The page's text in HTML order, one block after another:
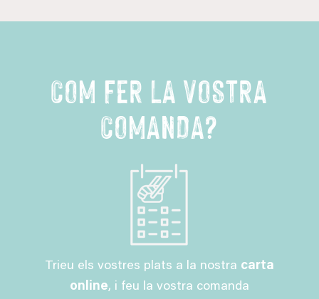
COM FER LA VOSTRA
COMANDA?
Trieu els vostres plats a la nostra carta
online, i feu la vostra comanda